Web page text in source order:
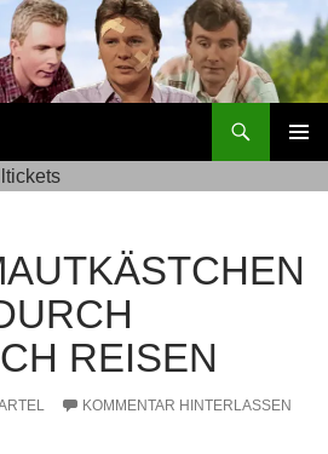
REISEN
KOMMENTAR HINTERLASSEN